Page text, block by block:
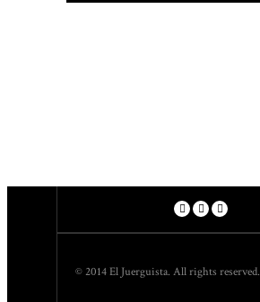
© 2014 El Juerguista. All rights reserved.